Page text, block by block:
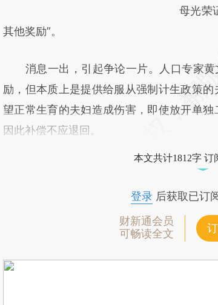
母光荣
其他奖励”。
消息一出，引起争论一片。人口专家黄
励，但本质上是提供给服从强制计生政策
望正常生育的夫妇造成伤害，即使放开单
因此补偿不应退回。
本文共计1812字 订
登录后获取已订
财新通会员
可畅读全文